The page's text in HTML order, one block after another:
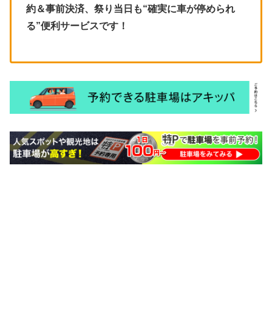
約＆事前決済、祭り当日も“確実に車が停められ
る”便利サービスです！